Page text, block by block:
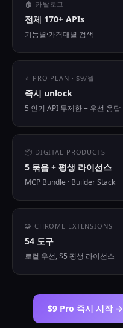
🏠 카탈로그
전체 170+ APIs
기능별·가격대별 검색
⭐ PRO PLAN · $9/월
즉시 unlock
5 인기 API 무제한 + 우선 응답
📦 DIGITAL PRODUCTS
5 묶음 + 평생 라이선스
MCP Bundle · Builder Stack
🧩 CHROME EXTENSIONS
54 도구
로컬 우선, $5 평생 라이선스
$9 Pro 즉시 시작 →